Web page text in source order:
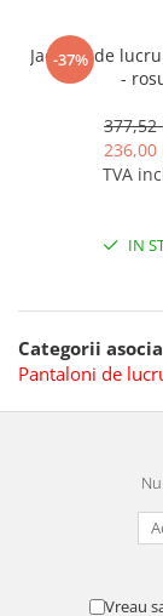
-37%
Jacheta de lucru
-
377,52
236,00
TVA
IN
Categorii
Pantaloni de
Vreau